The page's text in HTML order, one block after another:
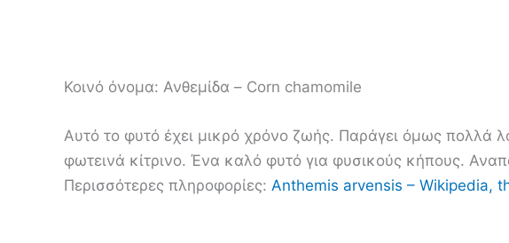
Κοινό όνομα: Ανθεμίδα – Corn chamomile
Αυτό το φυτό έχει μικρό χρόνο ζωής. Παράγει όμως πολλά
φωτεινά κίτρινο. Ένα καλό φυτό για φυσικούς κήπους.
Περισσότερες πληροφορίες: Anthemis arvensis – Wikipedia,